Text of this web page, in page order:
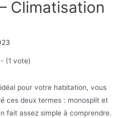
Climatisation
(1 vote)
pour votre habitation, vous
ces deux termes : monosplit et
fait assez simple à comprendre.